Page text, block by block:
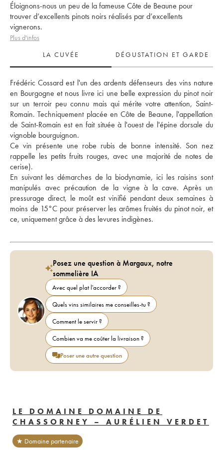
Éloignons-nous un peu de la fameuse Côte de Beaune pour
trouver d’excellents pinots noirs réalisés par d’excellents
vignerons.
Plus d'infos
LA CUVÉE
DÉGUSTATION ET GARDE
Frédéric Cossard est l'un des ardents défenseurs des vins nature
en Bourgogne et nous livre ici une belle expression du pinot noir
sur un terroir peu connu mais qui mérite votre attention, Saint-
Romain. Techniquement placée en Côte de Beaune, l'appellation
de Saint-Romain est en fait située à l'ouest de l'épine dorsale du
vignoble bourguignon.
Ce vin présente une robe rubis de bonne intensité. Son nez
rappelle les petits fruits rouges, avec une majorité de notes de
cerise).
En suivant les démarches de la biodynamie, ici les raisins sont
manipulés avec précaution de la vigne à la cave. Après un
pressurage direct, le moût est vinifié pendant deux semaines à
moins de 15°C pour préserver les arômes fruités du pinot noir, et
ce, uniquement grâce à des levures indigènes.
Posez une question à Margaux, notre
sommelière IA
Avec quel plat l'accorder ?
Quels vins similaires me conseilles-tu ?
Comment le servir ?
Combien va me coûter la livraison ?
Poser une autre question
LE DOMAINE DOMAINE DE
CHASSORNEY – AURÉLIEN VERDET
★ Domaine partenaire